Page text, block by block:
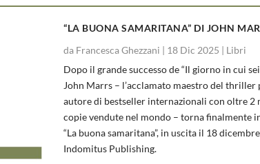
SAPORITO...
“LA BUONA SAMARITANA” DI JOHN
da Francesca Ghezzani | 18 Dic 2025 | Libri
Dopo il grande successo de “Il giorno in cui
John Marrs – l’acclamato maestro del thriller
autore di bestseller internazionali con oltre 2
copie vendute nel mondo – torna finalmente
“La buona samaritana”, in uscita il 18
Indomitus Publishing.